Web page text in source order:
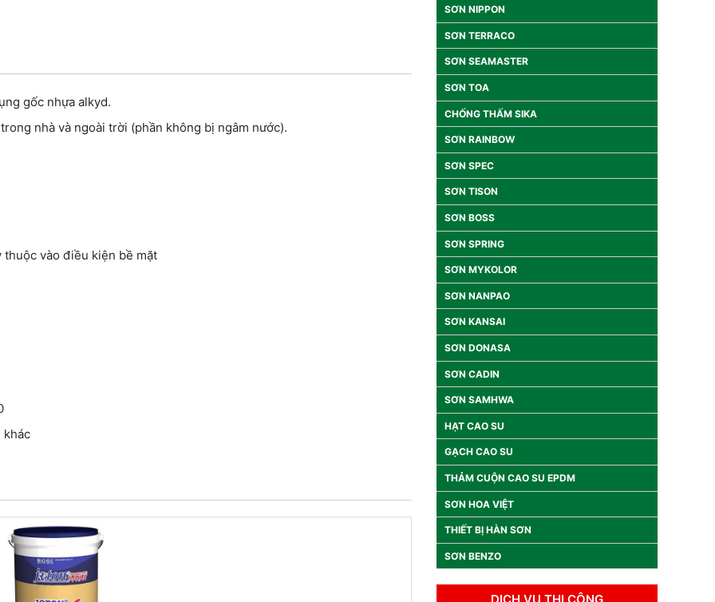
gốc nhựa alkyd.
nhà và ngoài trời (phần không bị ngâm nước).
vào điều kiện bề mặt
SƠN NIPPON
SƠN TERRACO
SƠN SEAMASTER
SƠN TOA
CHỐNG THẤM SIKA
SƠN RAINBOW
SƠN SPEC
SƠN TISON
SƠN BOSS
SƠN SPRING
SƠN MYKOLOR
SƠN NANPAO
SƠN KANSAI
SƠN DONASA
SƠN CADIN
SƠN SAMHWA
HẠT CAO SU
GẠCH CAO SU
THẢM CUỘN CAO SU EPDM
SƠN HOA VIỆT
THIẾT BỊ HÀN SƠN
SƠN BENZO